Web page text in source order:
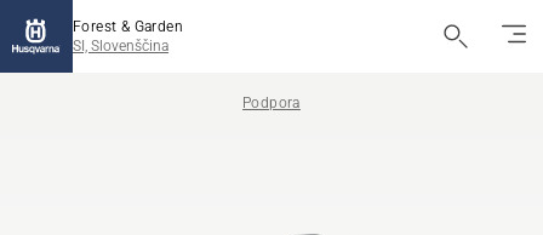
Forest & Garden
SI, Slovenščina
Podpora